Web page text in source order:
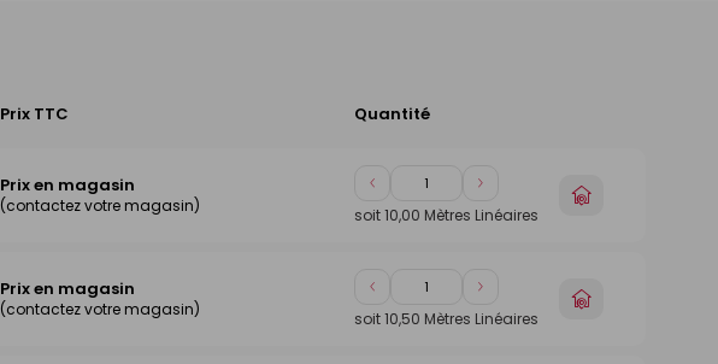
Prix TTC Quantité
Prix en magasin
(contactez votre magasin)
Diminuer
de
Augmenter
de
soit10,00 Mètres Linéaires
Choisir
Prix en magasin
(contactez votre magasin)
Diminuer
de
Augmenter
de
soit10,50 Mètres Linéaires
Choisir